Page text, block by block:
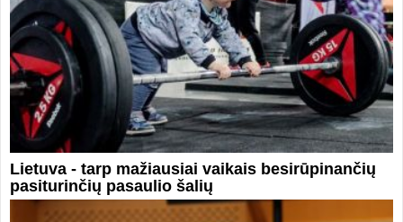
Lietuva - tarp mažiausiai vaikais besirūpinančių
pasiturinčių pasaulio šalių